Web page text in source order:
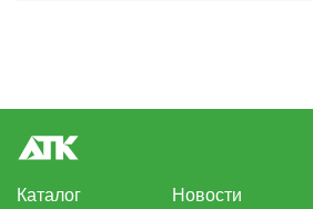
Каталог Новости